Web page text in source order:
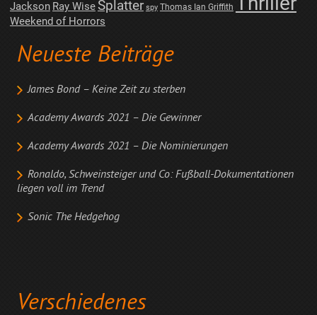
Jackson Ray WiseSplatter spy Thomas Ian Griffith
Weekend of Horrors
Neueste Beiträge
James Bond – Keine Zeit zu sterben
Academy Awards 2021 – Die Gewinner
Academy Awards 2021 – Die Nominierungen
Ronaldo, Schweinsteiger und Co: Fußball-Dokumentationen
liegen voll im Trend
Sonic The Hedgehog
Verschiedenes